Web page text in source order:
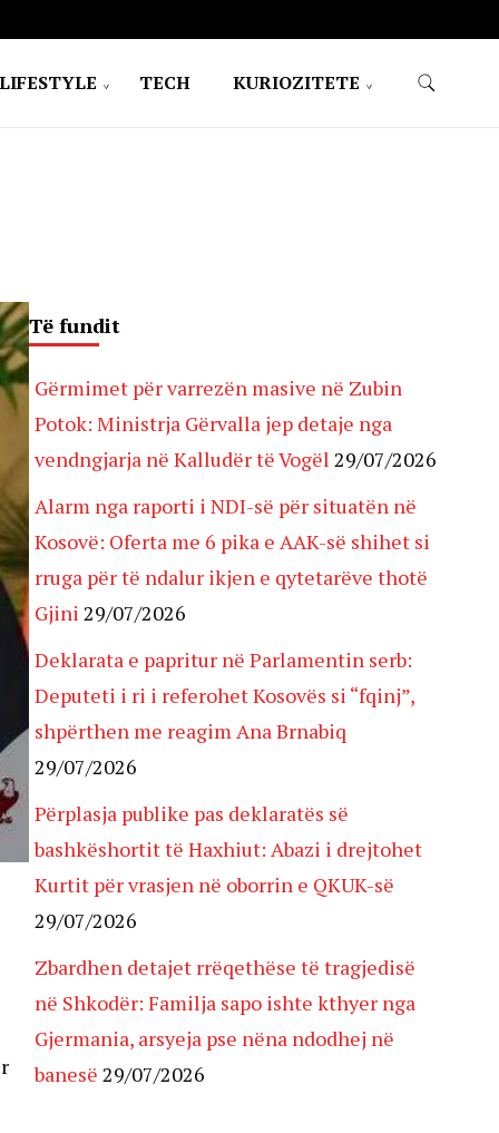
LIFESTYLE TECH KURIOZITETE
Të fundit
Gërmimet për varrezën masive në Zubin
Potok: Ministrja Gërvalla jep detaje nga
vendngjarja në Kalludër të Vogël 29/07/2026
Alarm nga raporti i NDI-së për situatën në
Kosovë: Oferta me 6 pika e AAK-së shihet si
rruga për të ndalur ikjen e qytetarëve thotë
Gjini 29/07/2026
Deklarata e papritur në Parlamentin serb:
Deputeti i ri i referohet Kosovës si “fqinj”,
shpërthen me reagim Ana Brnabiq
29/07/2026
Përplasja publike pas deklaratës së
bashkëshortit të Haxhiut: Abazi i drejtohet
Kurtit për vrasjen në oborrin e QKUK-së
29/07/2026
Zbardhen detajet rrëqethëse të tragjedisë
në Shkodër: Familja sapo ishte kthyer nga
Gjermania, arsyeja pse nëna ndodhej në
banesë 29/07/2026